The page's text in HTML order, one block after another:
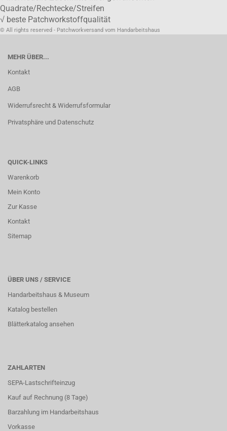
Quadrate/Rechtecke/Streifen
√ beste Patchworkstoffqualität
© All rights reserved - Patchworkversand vom Handarbeitshaus
MEHR ÜBER...
Kontakt
AGB
Widerrufsrecht & Widerrufsformular
Privatsphäre und Datenschutz
QUICK-LINKS
Warenkorb
Mein Konto
Zur Kasse
Kontakt
Sitemap
ÜBER UNS / SERVICE
Handarbeitshaus & Museum
Katalog bestellen
Blätterkatalog ansehen
ZAHLARTEN
SEPA-Lastschrifteinzug
Kauf auf Rechnung (8 Tage)
Barzahlung im Handarbeitshaus
Vorkasse